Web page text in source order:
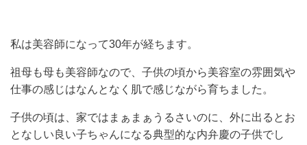
私は美容師になって30年が経ちます。
祖母も母も美容師なので、子供の頃から美容室の雰囲気や
仕事の感じはなんとなく肌で感じながら育ちました。
子供の頃は、家ではまぁまぁうるさいのに、外に出るとお
となしい良い子ちゃんになる典型的な内弁慶の子供でし